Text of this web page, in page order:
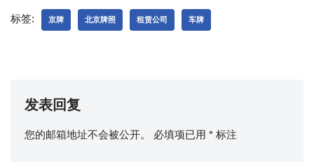
标签: 京牌 北京牌照 租赁公司 车牌
发表回复
您的邮箱地址不会被公开。 必填项已用 * 标注